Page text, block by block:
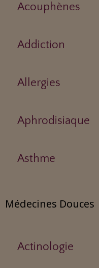
Acouphènes
Addiction
Allergies
Aphrodisiaque
Asthme
Médecines Douces
Actinologie